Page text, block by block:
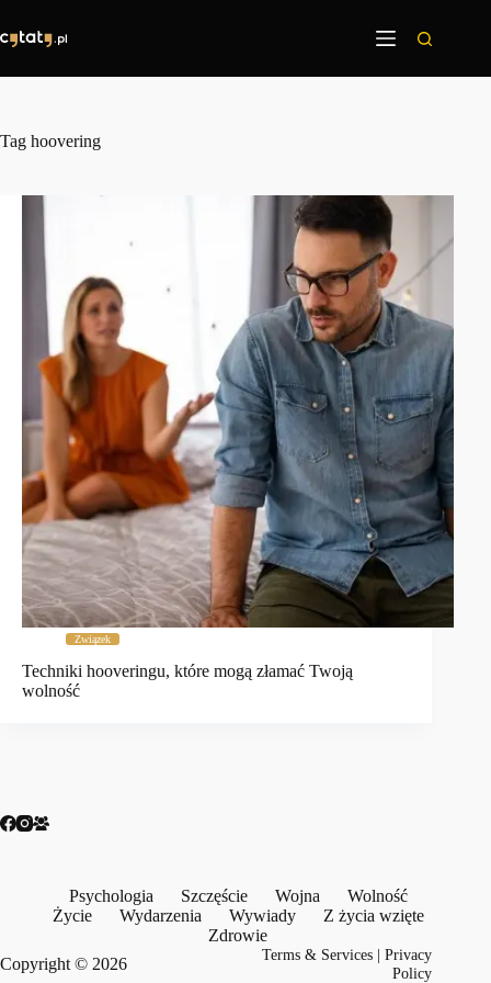
treści
Tag hoovering
Związek
Techniki hooveringu, które mogą złamać Twoją
wolność
Psychologia Szczęście Wojna
Wolność
Życie
Wydarzenia Wywiady
Z życia wzięte
Zdrowie
Copyright © 2026
Terms & Services |Privacy
Policy